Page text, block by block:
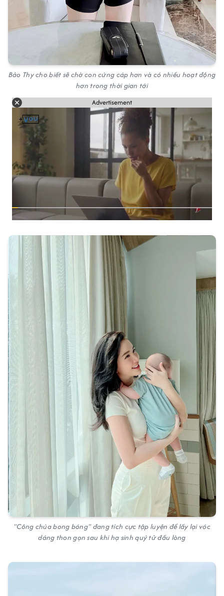
Bảo Thy cho biết sẽ chờ con cứng cáp hơn và có nhiều hoạt động
hơn trong thời gian tới
Advertisement
"Công chúa bong bóng" đang tích cực tập luyện để lấy lại vóc
dáng thon gọn sau khi hạ sinh quý tử đầu lòng